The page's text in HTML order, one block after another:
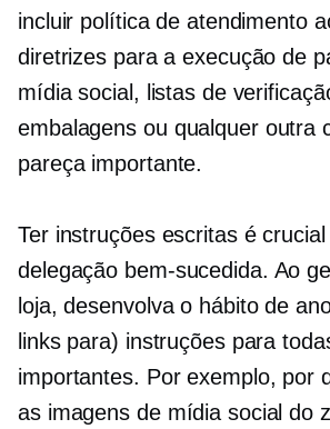
incluir política de atendimento
diretrizes para a execução de
mídia social, listas de
embalagens ou qualquer outra
pareça importante.
Ter instruções escritas é
delegação bem-sucedida. Ao
loja, desenvolva o hábito de
links para) instruções para
importantes. Por exemplo, por
as imagens de mídia social do